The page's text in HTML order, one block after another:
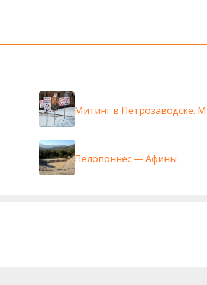
Митинг в Петрозаводске.
Пелопоннес — Афины